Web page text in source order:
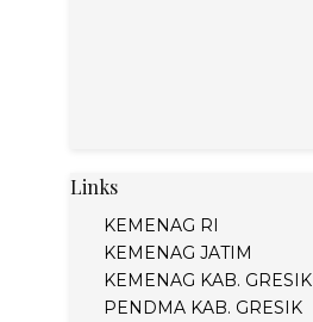
Links
KEMENAG RI
KEMENAG JATIM
KEMENAG KAB. GRESIK
PENDMA KAB. GRESIK